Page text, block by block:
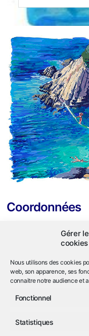
Gérer
cookies
Nous utilisons des cookies
web, son apparence, ses
connaitre notre audience et
Fonctionnel
Statistiques
Coordonnées
ASL Héliopolis
663 corniche de
83400 Hyères